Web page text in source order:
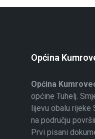
Općina
Općina
općine Tuhelj.
lijevu obalu rijeke
na području
Prvi pisani